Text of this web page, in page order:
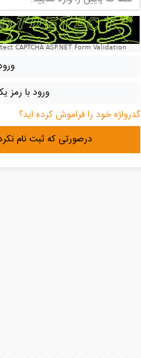
CAPTCHA ASP.NET Form Validation
ورود با رمز
گدرواژه خود را فراموش کرده اید؟
درصورتی که ثبت نام